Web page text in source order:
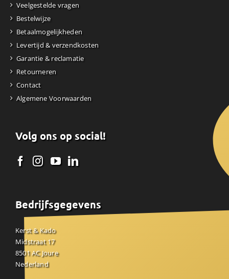
Veelgestelde vragen
Bestelwijze
Betaalmogelijkheden
Levertijd & verzendkosten
Garantie & reclamatie
Retourneren
Contact
Algemene Voorwaarden
Volg ons op social!
Bedrijfsgegevens
Kerst & Kado
Midstraat 17
8501 AC Joure
Nederland